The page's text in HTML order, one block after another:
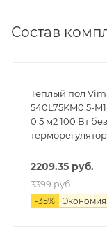
Состав
Теплый пол
540L75KM0.5-
0.5 м2 100 Вт без
2209.35руб.
3399руб.
-35% Экономия